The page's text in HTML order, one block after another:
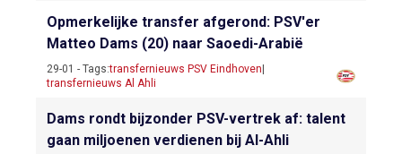
Opmerkelijke transfer afgerond: PSV'er
Matteo Dams (20) naar Saoedi-Arabië
29-01 - Tags:transfernieuws PSV Eindhoven
transfernieuws Al Ahli
Dams rondt bijzonder PSV-vertrek af: talent
gaan miljoenen verdienen bij Al-Ahli